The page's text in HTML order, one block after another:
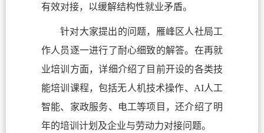
有效对接，以缓解结构性就业矛盾。
针对大家提出的问题，雁峰区人社局工
作人员逐一进行了耐心细致的解答。在再就
业培训方面，详细介绍了目前开设的各类技
能培训课程，包括无人机技术操作、AI人工
智能、家政服务、电工等项目，还介绍了明
年的培训计划及企业与劳动力对接问题。